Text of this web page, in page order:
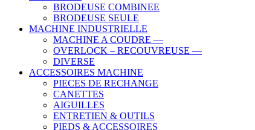
BRODEUSE COMBINEE
BRODEUSE SEULE
MACHINE INDUSTRIELLE
MACHINE A COUDRE —
OVERLOCK – RECOUVREUSE —
DIVERSE
ACCESSOIRES MACHINE
PIECES DE RECHANGE
CANETTES
AIGUILLES
ENTRETIEN & OUTILS
PIEDS & ACCESSOIRES